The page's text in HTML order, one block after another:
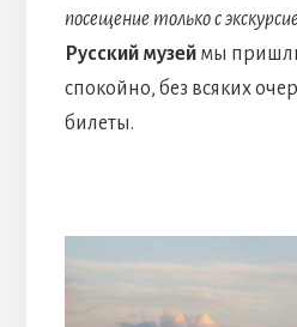
посещение только с
Русский музеймы
спокойно, без всяких
билеты.